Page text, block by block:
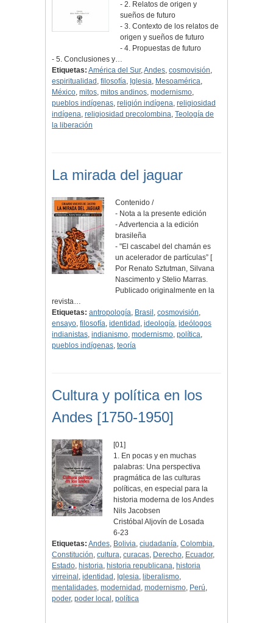
- 2. Relatos de origen y
sueños de futuro
- 3. Contexto de los relatos de
origen y sueños de futuro
- 4. Propuestas de futuro
- 5. Conclusiones y…
Etiquetas: América del Sur,Andes, cosmovisión,
espiritualidad , filosofía, Iglesia, Mesoamérica,
México, mitos, mitos andinos, modernismo,
pueblos indígenas, religión indígena, religiosidad
indígena, religiosidad precolombina, Teología de
la liberación
La mirada del jaguar
Contenido /
- Nota a la presente edición
- Advertencia a la edición
brasileña
- "El cascabel del chamán es
un acelerador de partículas” [
Por Renato Sztutman, Silvana
Nascimento y Stelio Marras.
Publicado originalmente en la
revista…
Etiquetas: antropología, Brasil , cosmovisión,
ensayo, filosofía, identidad , ideología, ideólogos
indianistas, indianismo, modernismo, política,
pueblos indígenas, teoría
Cultura y política en los
Andes [1750-1950]
[01]
1. En pocas y en muchas
palabras: Una perspectiva
pragmática de las culturas
políticas, en especial para la
historia moderna de los Andes
Nils Jacobsen
Cristóbal Aljovín de Losada
6-23
Etiquetas: Andes, Bolivia, ciudadanía, Colombia,
Constitución, cultura, curacas, Derecho, Ecuador,
Estado, historia, historia republicana, historia
virreinal , identidad , Iglesia, liberalismo,
mentalidades, modernidad , modernismo, Perú,
poder, poder local , política